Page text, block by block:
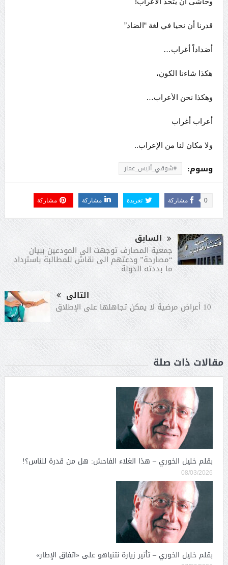
قدرنا أن نحيا في لغة “الضاد”
أضداداً أغراب…
هكذا شاءنا الكون،
وهكذا نحن الأعراب…
أعراب أغراب
ولا مكان لنا من الإعراب..
وسوم: #شوقي_أنيس_عمار
مشاركة 0 تغريدة مشاركة مشاركة
السابق
جمعية المصارف توجهت الى المودعين ببيان
“مصارحة” ودعتهم الى نقاش للمطالبة باسترداد
ما بددته الدولة
التالى
10 أعراض مرضية لا يمكن تجاهلها على الإطلاق
مقالات ذات صلة
بقلم خليل الخوري – هذا الغلاء الفاحش: هل من قدرة للناس؟!
08/03/2026
بقلم خليل الخوري – تأثير زيارة نتنياهو على «اتفاق الإطار»